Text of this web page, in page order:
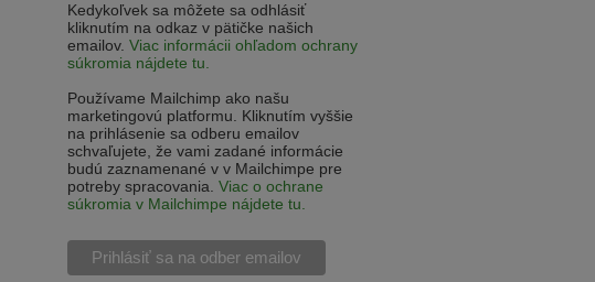
Kedykoľvek sa môžete sa odhlásiť
kliknutím na odkaz v pätičke našich
emailov. Viac informácii ohľadom ochrany
súkromia nájdete tu.
Používame Mailchimp ako našu
marketingovú platformu. Kliknutím vyššie
na prihlásenie sa odberu emailov
schvaľujete, že vami zadané informácie
budú zaznamenané v v Mailchimpe pre
potreby spracovania. Viac o ochrane
súkromia v Mailchimpe nájdete tu.